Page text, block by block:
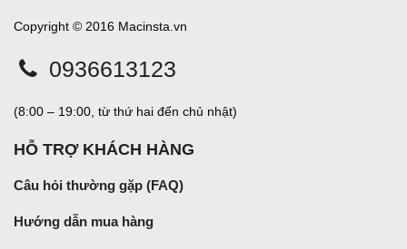
Copyright © 2016 Macinsta.vn
0936613123
(8:00 – 19:00, từ thứ hai đến chủ nhật)
HỖ TRỢ KHÁCH HÀNG
Câu hỏi thường gặp (FAQ)
Hướng dẫn mua hàng